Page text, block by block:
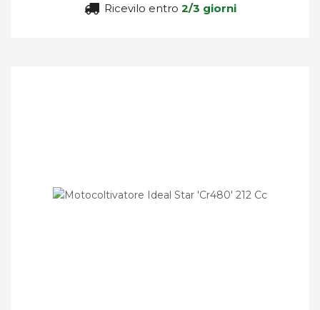
Ricevilo entro 2/3 giorni